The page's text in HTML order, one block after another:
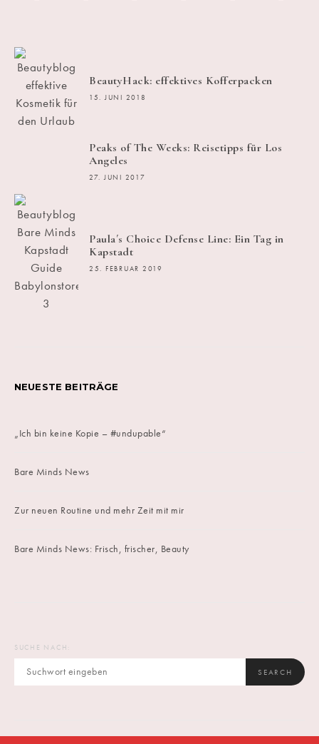
BeautyHack: effektives Kofferpacken
15. JUNI 2018
Peaks of The Weeks: Reisetipps für Los
Angeles
27. JUNI 2017
Paula´s Choice Defense Line: Ein Tag in
Kapstadt
25. FEBRUAR 2019
NEUESTE BEITRÄGE
„Ich bin keine Kopie – #undupable“
Bare Minds News
Zur neuen Routine und mehr Zeit mit mir
Bare Minds News: Frisch, frischer, Beauty
SUCHE NACH:
SEARCH